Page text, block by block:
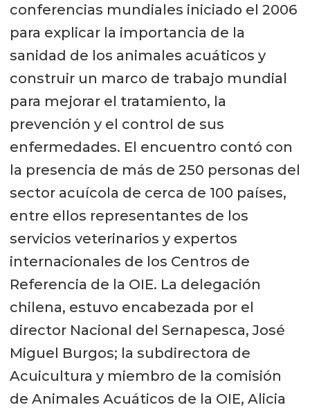
conferencias mundiales iniciado el 2006
para explicar la importancia de la
sanidad de los animales acuáticos y
construir un marco de trabajo mundial
para mejorar el tratamiento, la
prevención y el control de sus
enfermedades. El encuentro contó con
la presencia de más de 250 personas del
sector acuícola de cerca de 100 países,
entre ellos representantes de los
servicios veterinarios y expertos
internacionales de los Centros de
Referencia de la OIE. La delegación
chilena, estuvo encabezada por el
director Nacional del Sernapesca, José
Miguel Burgos; la subdirectora de
Acuicultura y miembro de la comisión
de Animales Acuáticos de la OIE, Alicia